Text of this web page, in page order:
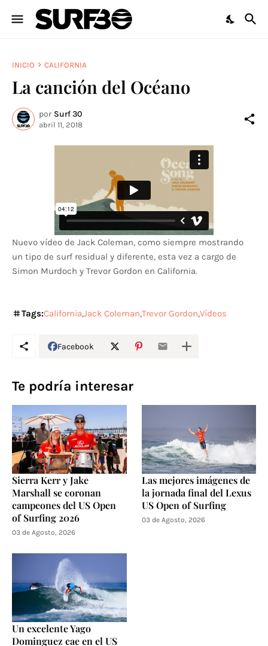
INICIO CALIFORNIA
La canción del Océano
por Surf 30
abril 11, 2018
Nuevo vídeo de Jack Coleman, como siempre mostrando
un tipo de surf residual y diferente, esta vez a cargo de
Simon Murdoch y Trevor Gordon en California.
Tags:California Jack Coleman Trevor Gordon Vídeos
Facebook
Te podría interesar
Sierra Kerr y Jake
Marshall se coronan
campeones del US Open
of Surfing 2026
03 de Agosto, 2026
Las mejores imágenes de
la jornada final del Lexus
US Open of Surfing
03 de Agosto, 2026
Un excelente Yago
Dominguez cae en el US